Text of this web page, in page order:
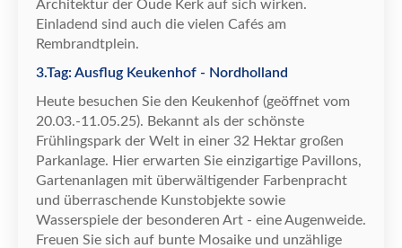
Architektur der Oude Kerk auf sich wirken.
Einladend sind auch die vielen Cafés am
Rembrandtplein.
3.Tag: Ausflug Keukenhof - Nordholland
Heute besuchen Sie den Keukenhof (geöffnet vom
20.03.-11.05.25). Bekannt als der schönste
Frühlingspark der Welt in einer 32 Hektar großen
Parkanlage. Hier erwarten Sie einzigartige Pavillons,
Gartenanlagen mit überwä ltigender Farbenpracht
und überraschende Kunstobjekte sowie
Wasserspiele der besonderen Art - eine Augenweide.
Freuen Sie sich auf bunte Mosaike und unzählige